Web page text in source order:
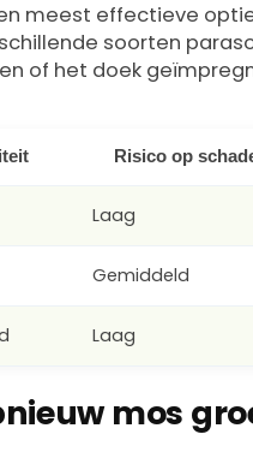
meest effectieve
soorten
of het doek
Risico op
Laag
Gemiddeld
Laag
mos